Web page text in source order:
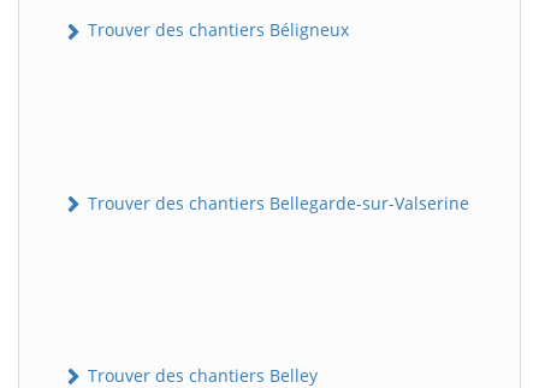
Trouver des chantiers Béligneux
Trouver des chantiers Bellegarde-sur-Valserine
Trouver des chantiers Belley